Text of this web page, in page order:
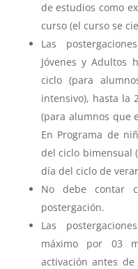
de estudios como
curso (el curso se
Las
Jóvenes y
ciclo (para
intensivo), hasta la
(para alumnos que
En Programa de
del ciclo bimensual
día del ciclo de
No debe contar
postergación.
Las
máximo por 03
activación antes